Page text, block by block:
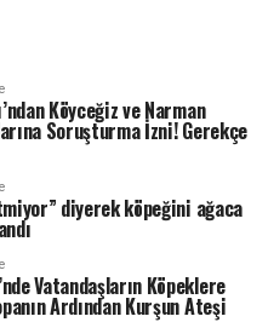
Köyceğiz ve Narman
Soruşturma İzni! Gerekçe
diyerek köpeğini ağaca
Vatandaşların Köpeklere
Ardından Kurşun Ateşi